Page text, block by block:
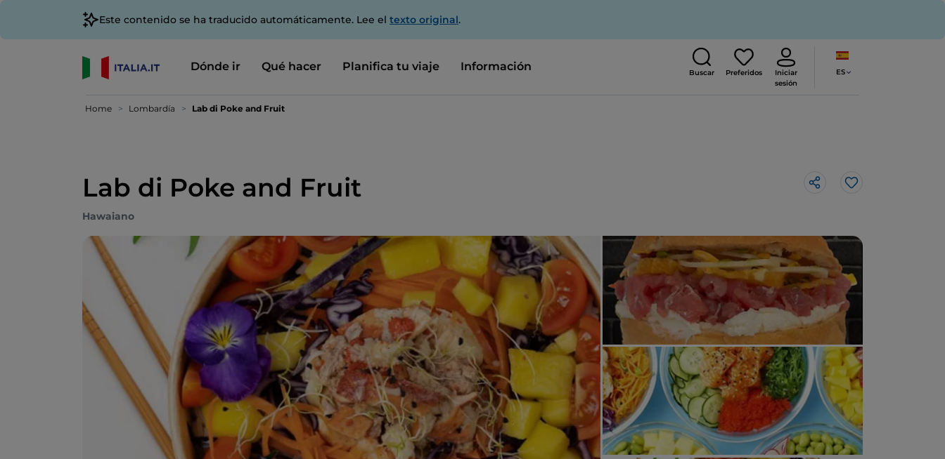
Este contenido se ha traducido automáticamente. Lee el texto original.
Dónde ir Qué hacer Planifica tu viaje Información Buscar Preferidos
Iniciar
sesión
ES
Home Lombardía Lab di Poke and Fruit
Lab di Poke and Fruit Me gusta
Hawaiano